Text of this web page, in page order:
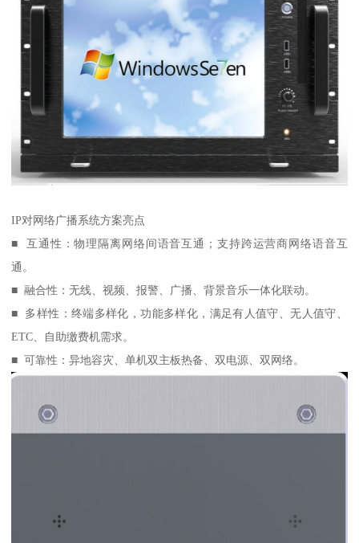
IP对网络广播系统方案亮点
■ 互通性：物理隔离网络间语音互通；支持跨运营商网络语音互
通。
■ 融合性：无线、视频、报警、广播、背景音乐一体化联动。
■ 多样性：终端多样化，功能多样化，满足有人值守、无人值守、
ETC、自助缴费机需求。
■ 可靠性：异地容灾、单机双主板热备、双电源、双网络。